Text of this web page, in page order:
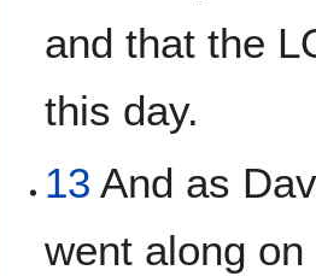
and that the
this day.
13 And as
went along